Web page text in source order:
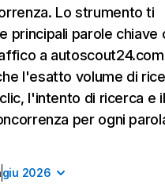
Lo strumento ti
principali parole chiave
a
l'esatto volume di
l'intento di ricerca e il
per ogni
giu 2026